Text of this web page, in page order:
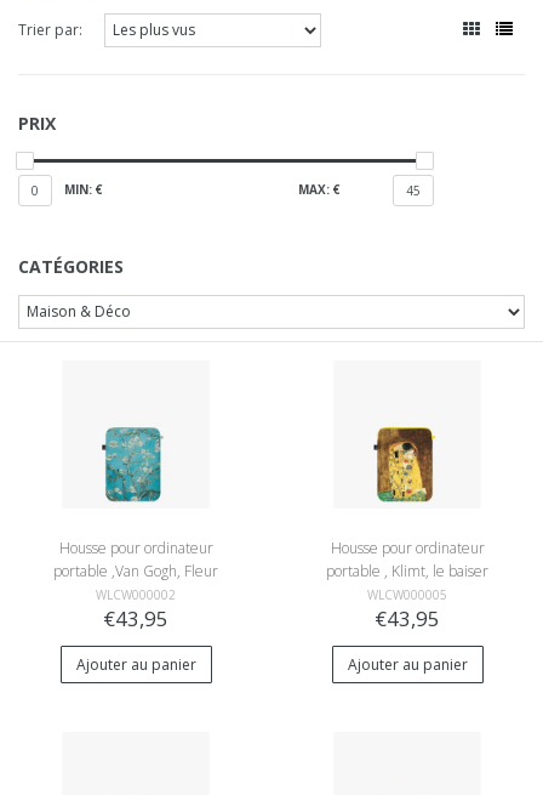
Trier par:
PRIX
0 MIN: € MAX: € 45
CATÉGORIES
Housse pour ordinateur
portable ,Van Gogh, Fleur
d'amandier
WLCW000002
€43,95
Ajouter au panier
Housse pour ordinateur
portable , Klimt, le baiser
WLCW000005
€43,95
Ajouter au panier